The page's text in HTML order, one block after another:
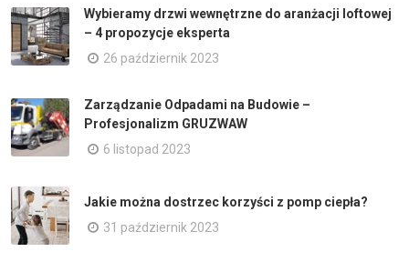
Wybieramy drzwi wewnętrzne do aranżacji loftowej
– 4 propozycje eksperta
26 październik 2023
Zarządzanie Odpadami na Budowie –
Profesjonalizm GRUZWAW
6 listopad 2023
Jakie można dostrzec korzyści z pomp ciepła?
31 październik 2023